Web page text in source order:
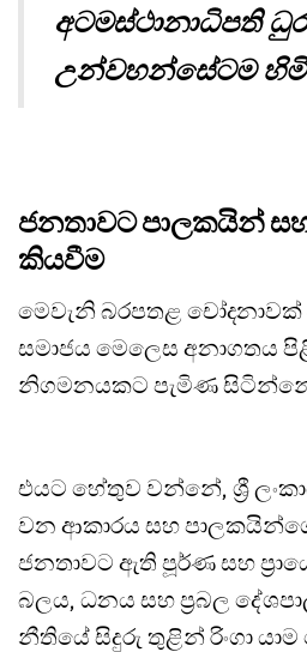
අටමස්ථානාධිපති
උන්වහන්සේටම
ජනතාවට පාලකයින්
කියවීම
මෙවැනි බරපතළ චෝදනාවක්
සමාජය මෙලෙස අනාගතය
නිගමනයකට පැමිණ
එයට හේතුව වන්නේ, ශ්‍රී
වන ආකාරය සහ
ජනතාවට ඇති පූර්ණ සහ
බලය, ධනය සහ ප්‍රබල
නීතියේ සිදුරු තුළින් රිංගා